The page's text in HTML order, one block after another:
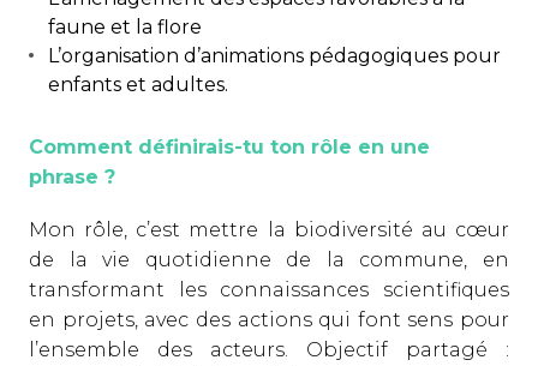
faune et la flore
L’organisation d’animations pédagogiques pour
enfants et adultes.
Comment définirais-tu ton rôle en une
phrase ?
Mon rôle, c’est mettre la biodiversité au cœur
de la vie quotidienne de la commune, en
transformant les connaissances scientifiques
en projets, avec des actions qui font sens pour
l’ensemble des acteurs. Objectif partagé :